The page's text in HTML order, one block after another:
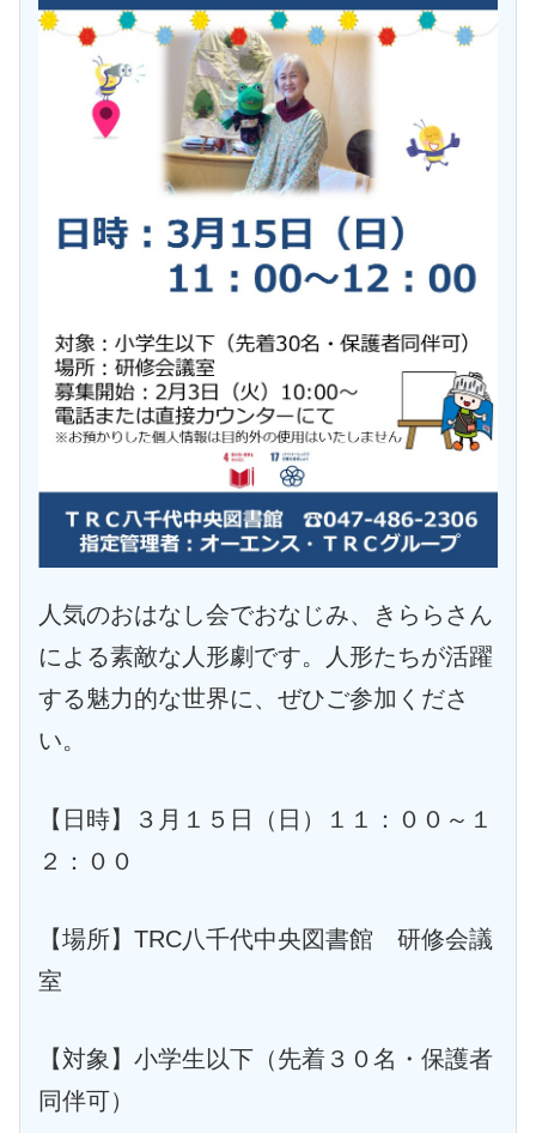
人気のおはなし会でおなじみ、きららさん
による素敵な人形劇です。人形たちが活躍
する魅力的な世界に、ぜひご参加くださ
い。
【日時】３月１５日（日）１１：００～１
２：００
【場所】TRC八千代中央図書館 研修会議
室
【対象】小学生以下（先着３０名・保護者
同伴可）